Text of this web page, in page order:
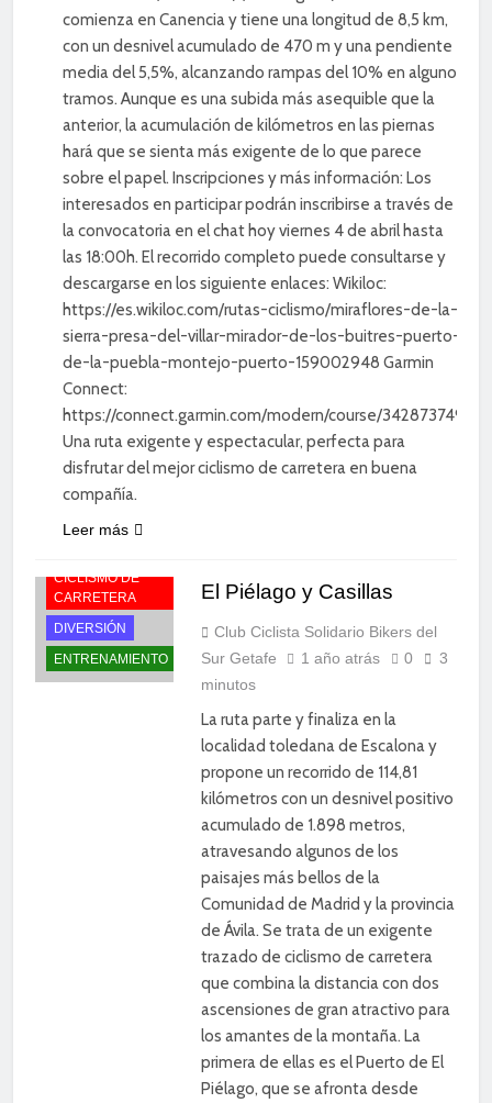
comienza en Canencia y tiene una longitud de 8,5 km,
con un desnivel acumulado de 470 m y una pendiente
media del 5,5%, alcanzando rampas del 10% en algunos
tramos. Aunque es una subida más asequible que la
anterior, la acumulación de kilómetros en las piernas
hará que se sienta más exigente de lo que parece
sobre el papel. Inscripciones y más información: Los
interesados en participar podrán inscribirse a través de
la convocatoria en el chat hoy viernes 4 de abril hasta
las 18:00h. El recorrido completo puede consultarse y
descargarse en los siguiente enlaces: Wikiloc:
https://es.wikiloc.com/rutas-ciclismo/miraflores-de-la-
sierra-presa-del-villar-mirador-de-los-buitres-puerto-
de-la-puebla-montejo-puerto-159002948 Garmin
Connect:
https://connect.garmin.com/modern/course/342873749
Una ruta exigente y espectacular, perfecta para
disfrutar del mejor ciclismo de carretera en buena
compañía.
Leer más
CICLISMO DE
CARRETERA
DIVERSIÓN
ENTRENAMIENTO
El Piélago y Casillas
Club Ciclista Solidario Bikers del
Sur Getafe
1 año atrás 0
3
minutos
La ruta parte y finaliza en la
localidad toledana de Escalona y
propone un recorrido de 114,81
kilómetros con un desnivel positivo
acumulado de 1.898 metros,
atravesando algunos de los
paisajes más bellos de la
Comunidad de Madrid y la provincia
de Ávila. Se trata de un exigente
trazado de ciclismo de carretera
que combina la distancia con dos
ascensiones de gran atractivo para
los amantes de la montaña. La
primera de ellas es el Puerto de El
Piélago, que se afronta desde